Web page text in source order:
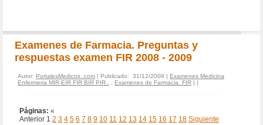
Examenes de Farmacia. Preguntas y
respuestas examen FIR 2008 - 2009
Autor: PortalesMedicos .com | Publicado: 31/12/2009 | Examenes Medicina
Enfermeria MIR EIR FIR BIR PIR..
Examenes de Farmacia. FIR | |
Páginas: «
Anterior 1 2 3 4 5 6 7 8 9 10 11 12 13 14 15 16 17 18 Siguiente